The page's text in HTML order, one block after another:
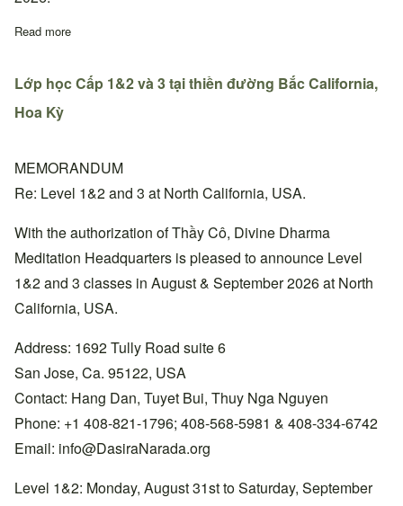
Read more
Lớp học Cấp 1&2 và 3 tại thiền đường Bắc California,
Hoa Kỳ
MEMORANDUM
Re: Level 1&2 and 3 at North California, USA.
With the authorization of Thầy Cô, Divine Dharma
Meditation Headquarters is pleased to announce Level
1&2 and 3 classes in August & September 2026 at North
California, USA.
Address: 1692 Tully Road suite 6
San Jose, Ca. 95122, USA
Contact: Hang Dan, Tuyet Bui, Thuy Nga Nguyen
Phone: +1 408-821-1796; 408-568-5981 & 408-334-6742
Email: info@DasiraNarada.org
Level 1&2: Monday, August 31st to Saturday, September